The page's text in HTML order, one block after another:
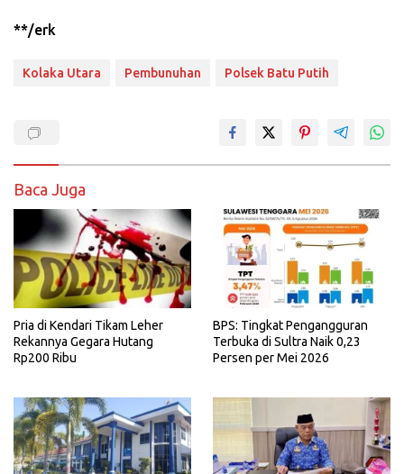
**/erk
Kolaka Utara Pembunuhan Polsek Batu Putih
Baca Juga
Pria di Kendari Tikam Leher
Rekannya Gegara Hutang
Rp200 Ribu
BPS: Tingkat Pengangguran
Terbuka di Sultra Naik 0,23
Persen per Mei 2026